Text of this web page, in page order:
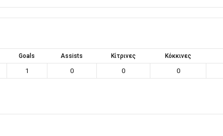
Goals Assists Κίτρινες Κόκκινες
1 0 0 0